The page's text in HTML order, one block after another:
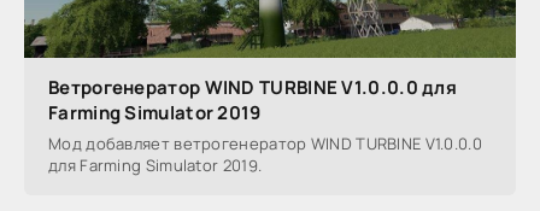
Ветрогенератор WIND TURBINE V1.0.0.0 для
Farming Simulator 2019
Мод добавляет ветрогенератор WIND TURBINE V1.0.0.0
для Farming Simulator 2019.